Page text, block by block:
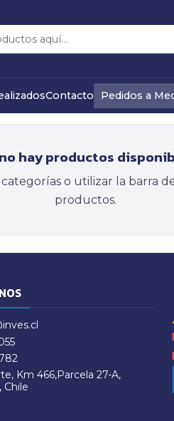
Contacto Pedidos a
Otros
hay productos
o utilizar la barra
productos.
Km 466,Parcela 27-A,
Chile